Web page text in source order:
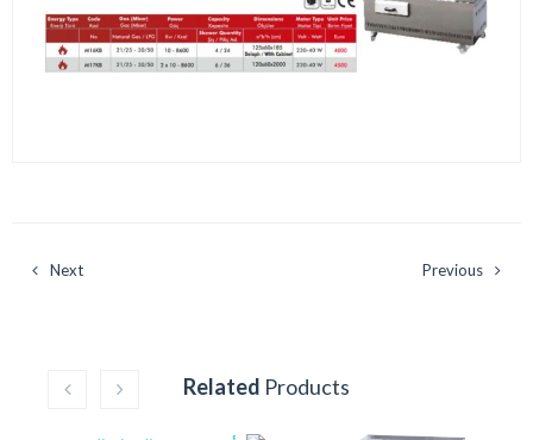
Previous
Next
Related Products